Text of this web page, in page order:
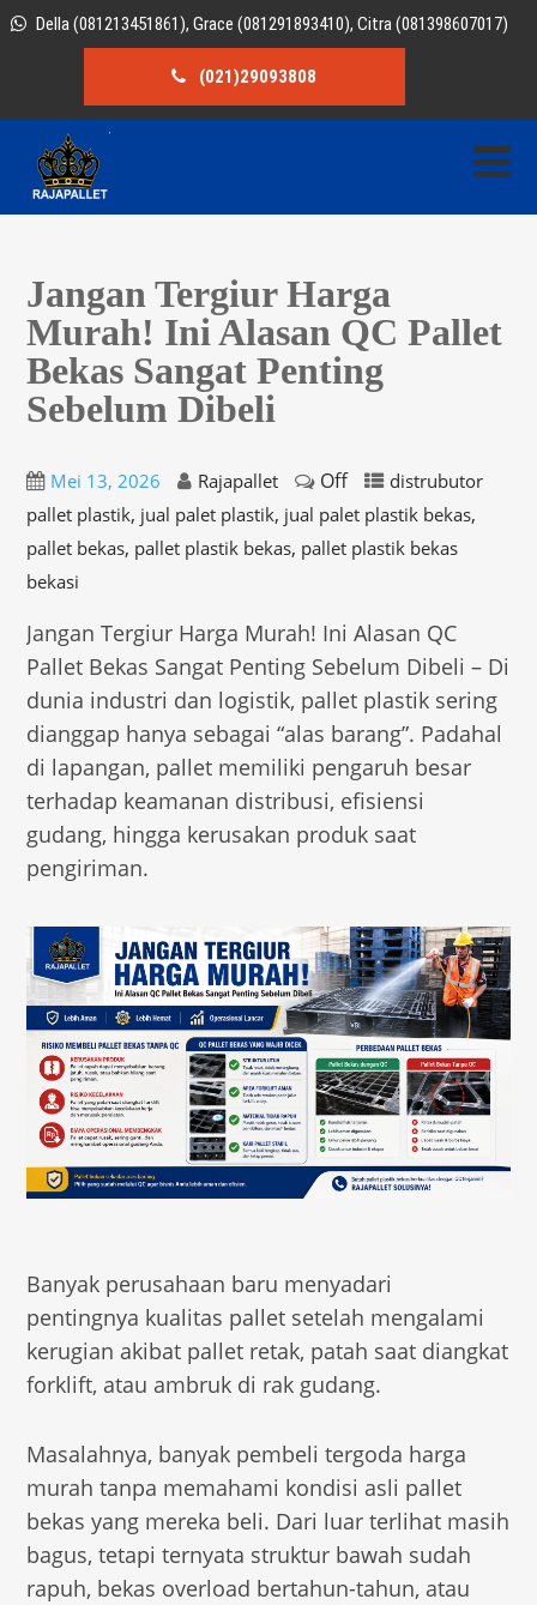
Della (081213451861), Grace (081291893410), Citra (081398607017)
(021)29093808
Jangan Tergiur Harga
Murah! Ini Alasan QC Pallet
Bekas Sangat Penting
Sebelum Dibeli
Mei 13, 2026 Rajapallet Off
distrubutor
pallet plastik, jual palet plastik, jual palet plastik bekas,
pallet bekas, pallet plastik bekas, pallet plastik bekas
bekasi
Jangan Tergiur Harga Murah! Ini Alasan QC
Pallet Bekas Sangat Penting Sebelum Dibeli – Di
dunia industri dan logistik, pallet plastik sering
dianggap hanya sebagai “alas barang”. Padahal
di lapangan, pallet memiliki pengaruh besar
terhadap keamanan distribusi, efisiensi
gudang, hingga kerusakan produk saat
pengiriman.
Banyak perusahaan baru menyadari
pentingnya kualitas pallet setelah mengalami
kerugian akibat pallet retak, patah saat diangkat
forklift, atau ambruk di rak gudang.
Masalahnya, banyak pembeli tergoda harga
murah tanpa memahami kondisi asli pallet
bekas yang mereka beli. Dari luar terlihat masih
bagus, tetapi ternyata struktur bawah sudah
rapuh, bekas overload bertahun-tahun, atau